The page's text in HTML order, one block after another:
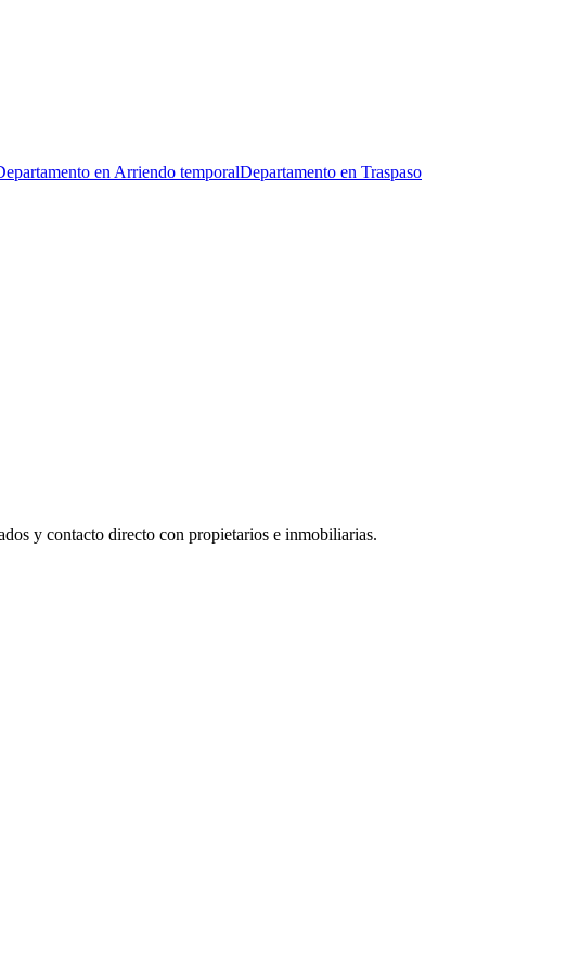
en Arriendo temporalDepartamento en Traspaso
y contacto directo con propietarios e inmobiliarias.